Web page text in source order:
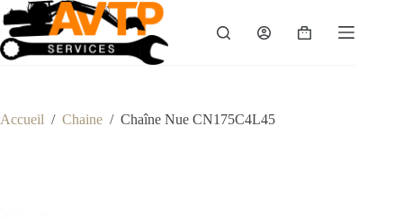
Passer
au
contenu
Panier
Accueil / Chaine / Chaîne Nue CN175C4L45